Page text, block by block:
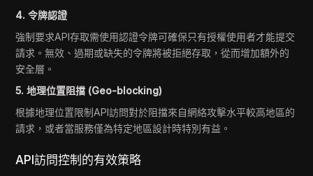
4. 令牌認證
強制要求API存取需使用認證令牌可確保只有授權使用者才能提交
請求。無效、過期或缺失的令牌將被拒絕存取，從而增加額外的
安全層。
5. 地理位置阻擋 (Geo-blocking)
根據地理位置限制API訪問對於阻擋來自網絡攻擊水平較高地區的
請求，或者當服務僅為特定地區設計時特別有益。
API訪問控制的有效策略